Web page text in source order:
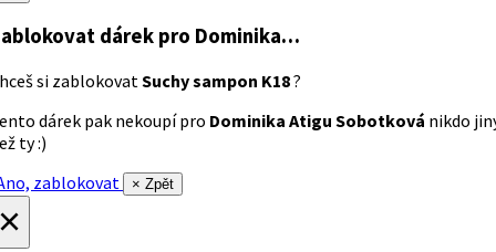
dárek pro Dominika…
si zablokovatSuchy sampon K18?
dárek pak nekoupí pro Dominika Atigu Sobotková nikdo
ty :)
zablokovat
× Zpět